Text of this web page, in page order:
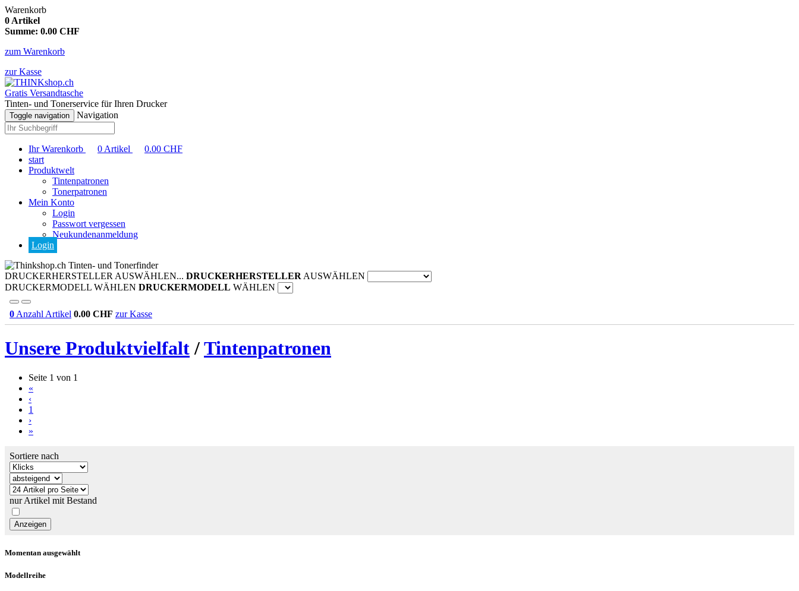
Warenkorb
0 Artikel
Summe: 0.00 CHF
zum Warenkorb
zur Kasse
Gratis Versandtasche
Tinten- und Tonerservice für Ihren Drucker
Toggle navigation Navigation
Ihr Warenkorb 0 Artikel 0.00 CHF
start
Produktwelt
Tintenpatronen
Tonerpatronen
Mein Konto
Login
Passwort vergessen
Neukundenanmeldung
Login
Tinten- und Tonerfinder
DRUCKERHERSTELLER AUSWÄHLEN... DRUCKERHERSTELLER AUSWÄHLEN
DRUCKERMODELL WÄHLEN DRUCKERMODELL WÄHLEN
0 Anzahl Artikel 0.00 CHF zur Kasse
Unsere Produktvielfalt/Tintenpatronen
Seite 1 von 1
«
‹
1
›
»
Sortiere nach
nur Artikel mit Bestand
Momentan ausgewählt
Modellreihe